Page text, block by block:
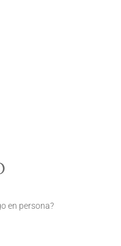
en persona?